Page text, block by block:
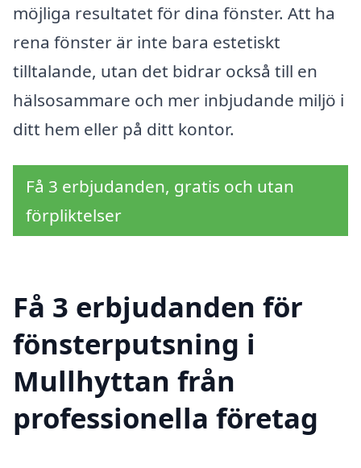
möjliga resultatet för dina fönster. Att ha
rena fönster är inte bara estetiskt
tilltalande, utan det bidrar också till en
hälsosammare och mer inbjudande miljö i
ditt hem eller på ditt kontor.
Få 3 erbjudanden, gratis och utan
förpliktelser
Få 3 erbjudanden för
fönsterputsning i
Mullhyttan från
professionella företag